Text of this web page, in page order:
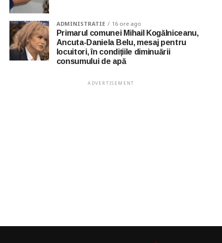
ADMINISTRATIE 16 ore ago
Primarul comunei Mihail Kogălniceanu,
Ancuta-Daniela Belu, mesaj pentru
locuitori, în condițiile diminuării
consumului de apă
ADVERTISEMENT